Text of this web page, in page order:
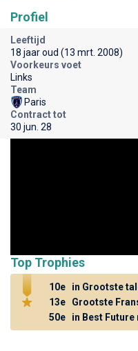
Profiel
Leeftijd
18 jaar oud (13 mrt. 2008)
Voorkeurs voet
Links
Team
Paris
Contract tot
30 jun. 28
Top Trophies
10e
in Grootste
13e
Grootste
50e
in Best